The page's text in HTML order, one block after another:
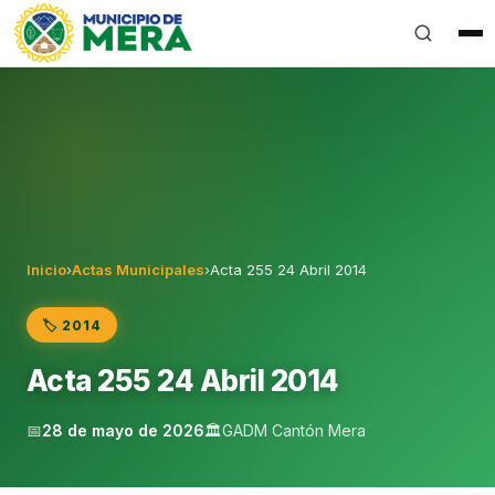
Gobierno Autónomo Descentralizado Municipal del
Inicio›Actas Municipales›Acta 255 24 Abril 2014
🏷️ 2014
Acta 255 24 Abril 2014
📅28 de mayo de 2026🏛️GADM Cantón Mera